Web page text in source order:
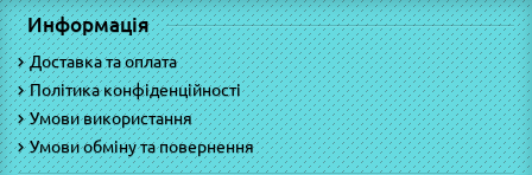
Информація
Доставка та оплата
Політика конфіденційності
Умови використання
Умови обміну та повернення